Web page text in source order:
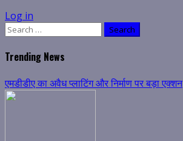
Log in
Search
Trending News
एमडीडीए का अवैध प्लाटिंग और निर्माण पर बड़ा एक्शन